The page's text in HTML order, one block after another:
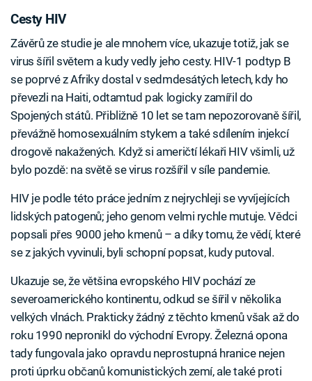
Cesty HIV
Závěrů ze studie je ale mnohem více, ukazuje totiž, jak se
virus šířil světem a kudy vedly jeho cesty. HIV-1 podtyp B
se poprvé z Afriky dostal v sedmdesátých letech, kdy ho
převezli na Haiti, odtamtud pak logicky zamířil do
Spojených států. Přibližně 10 let se tam nepozorovaně šířil,
převážně homosexuálním stykem a také sdílením injekcí
drogově nakažených. Když si američtí lékaři HIV všimli, už
bylo pozdě: na světě se virus rozšířil v síle pandemie.
HIV je podle této práce jedním z nejrychleji se vyvíjejících
lidských patogenů; jeho genom velmi rychle mutuje. Vědci
popsali přes 9000 jeho kmenů – a díky tomu, že vědí, které
se z jakých vyvinuli, byli schopní popsat, kudy putoval.
Ukazuje se, že většina evropského HIV pochází ze
severoamerického kontinentu, odkud se šířil v několika
velkých vlnách. Prakticky žádný z těchto kmenů však až do
roku 1990 nepronikl do východní Evropy. Železná opona
tady fungovala jako opravdu neprostupná hranice nejen
proti úprku občanů komunistických zemí, ale také proti